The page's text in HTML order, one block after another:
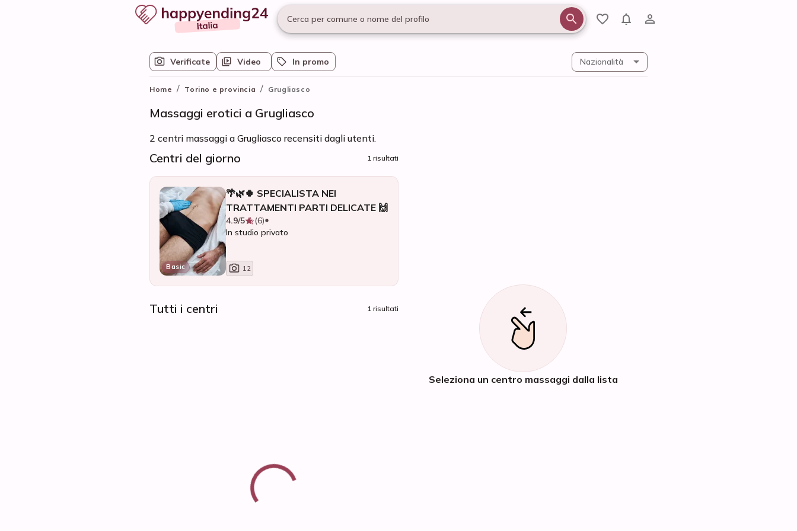
Cerca per comune o nome del profilo
Verificate Video In promo Nazionalità
Home / Torino e provincia / Grugliasco
Massaggi erotici a Grugliasco
2 centri massaggi a Grugliasco recensiti dagli utenti.
Centri del giorno 1 risultati
Basic
🌴🌿🍀 SPECIALISTA NEI
TRATTAMENTI PARTI DELICATE 🙌
4.9/5
(6)
In studio privato
12
Tutti i centri 1 risultati
Seleziona un centro massaggi dalla lista